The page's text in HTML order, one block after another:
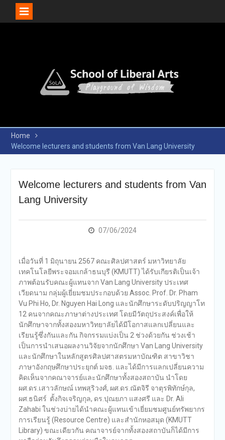
Home
Welcome lecturers and students from Van Lang University
Welcome lecturers and students from Van
Lang University
07/06/2024
เมื่อวันที่ 1 มิถุนายน 2567 คณะศิลปศาสตร์ มหาวิทยาลัย
เทคโนโลยีพระจอมเกล้าธนบุรี (KMUTT) ได้รับเกียรติเป็นเจ้า
ภาพต้อนรับคณะผู้แทนจาก Van Lang University ประเทศ
เวียดนาม กลุ่มผู้เยี่ยมชมประกอบด้วย Assoc. Prof. Dr. Pham
Vu Phi Ho, Dr. Nguyen Hai Long และนักศึกษาระดับปริญญาโท
12 คนจากคณะภาษาต่างประเทศ โดยมีวัตถุประสงค์เพื่อให้
นักศึกษาจากทั้งสองมหาวิทยาลัยได้มีโอกาสแลกเปลี่ยนและ
เรียนรู้ซึ่งกันและกัน กิจกรรมแบ่งเป็น 2 ช่วงด้วยกัน ช่วงเช้า
เป็นการนำเสนอผลงานวิจัยจากนักศึกษา Van Lang University
และนักศึกษาในหลักสูตรศิลปศาสตรมหาบัณฑิต สาขาวิชา
ภาษาอังกฤษศึกษาประยุกต์ มจธ. และได้มีการแลกเปลี่ยนความ
คิดเห็นจากคณาจารย์และนักศึกษาทั้งสองสถาบัน นำโดย
ผศ.ดร.เสาวลักษณ์ เทพสุริวงศ์, ผศ.ดร.ณัตจิรี จาตุรพิทักษ์กุล,
ผศ.ธนิศร์ ตั้งกิจเจริญกุล, ดร.ปุณยภา แสงศรี และ Dr. Ali
Zahabi ในช่วงบ่ายได้นำคณะผู้แทนเข้าเยี่ยมชมศูนย์ทรัพยากร
การเรียนรู้ (Resource Centre) และสำนักหอสมุด (KMUTT
Library) ขณะเดียวกัน คณาจารย์จากทั้งสองสถาบันก็ได้มีการ